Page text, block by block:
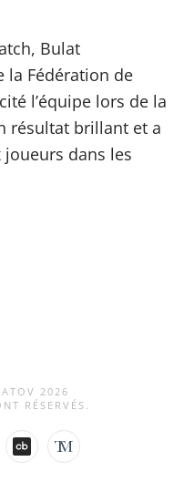
Bulat
la Fédération de
l’équipe lors de la
résultat brillant et a
dans les
2026
RÉSERVÉS.